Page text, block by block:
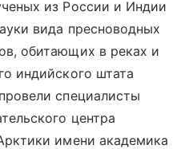
из России и Индии
вида пресноводных
обитающих в реках и
индийского штата
специалисты
центра
имени академика